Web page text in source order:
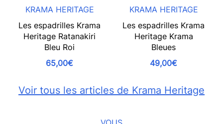
KRAMA HERITAGE
Les espadrilles Krama
Heritage Ratanakiri
Bleu Roi
65,00€
KRAMA HERITAGE
Les espadrilles Krama
Heritage Krama
Bleues
49,00€
Voir tous les articles de Krama Heritage